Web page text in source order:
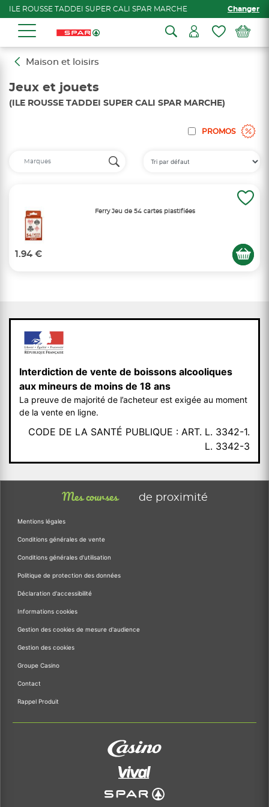
ILE ROUSSE TADDEI SUPER CALI SPAR MARCHE Changer
Maison et loisirs
Jeux et jouets
(ILE ROUSSE TADDEI SUPER CALI SPAR MARCHE)
PROMOS
Ferry Jeu de 54 cartes plastifiées
1.94 €
Interdiction de vente de boissons alcooliques
aux mineurs de moins de 18 ans
La preuve de majorité de l’acheteur est exigée au moment
de la vente en ligne.
CODE DE LA SANTÉ PUBLIQUE : ART. L. 3342-1.
L. 3342-3
Mes courses de proximité
Mentions légales
Conditions générales de vente
Conditions générales d'utilisation
Politique de protection des données
Déclaration d'accessibilité
Informations cookies
Gestion des cookies de mesure d'audience
Gestion des cookies
Groupe Casino
Contact
Rappel Produit